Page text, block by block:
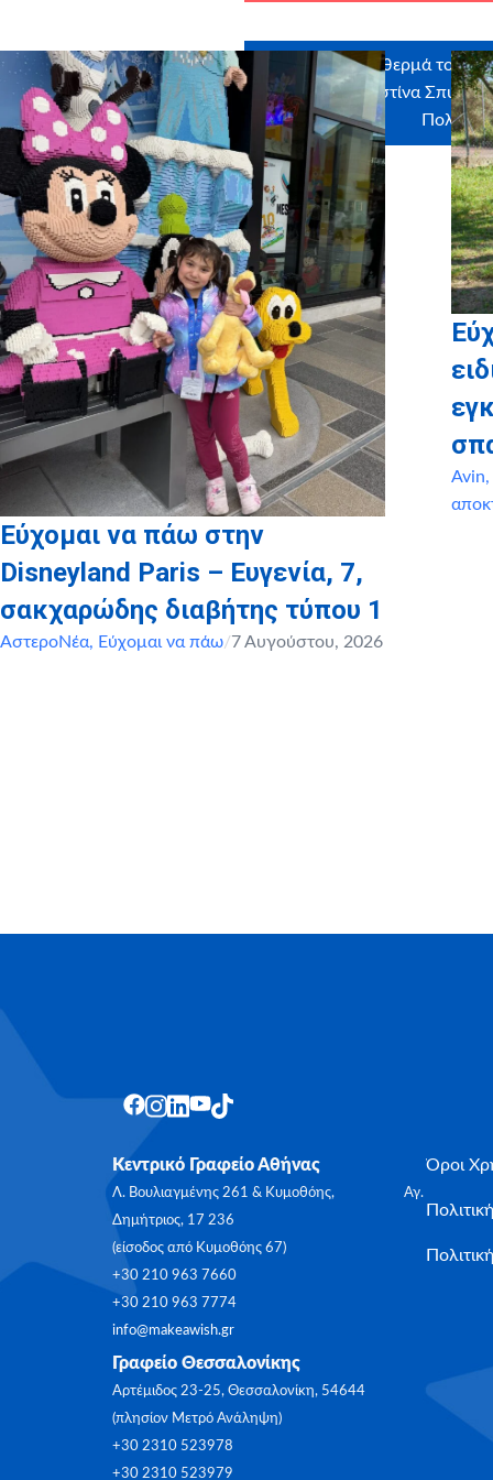
Ευχαριστούμε θερμά τους
στην ευχή: Χριστίνα
Εύχομαι να πάω στην
Disneyland Paris – Ευγενία, 7,
σακχαρώδης διαβήτης τύπου 1
ΑστεροΝέα, Εύχομαι να πάω/7 Αυγούστου, 2026
Avin,
Κεντρικό Γραφείο Αθήνας
Λ. Βουλιαγμένης 261 & Κυμοθόης, Αγ.
Δημήτριος, 17 236
(είσοδος από Κυμοθόης 67)
+30 210 963 7660
+30 210 963 7774
info@makeawish.gr
Γραφείο Θεσσαλονίκης
Αρτέμιδος 23-25, Θεσσαλονίκη, 54644
(πλησίον Μετρό Ανάληψη)
+30 2310 523978
+30 2310 523979
Όροι